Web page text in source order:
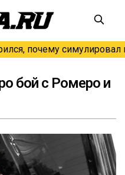
почему симулировал
бой с Ромеро и